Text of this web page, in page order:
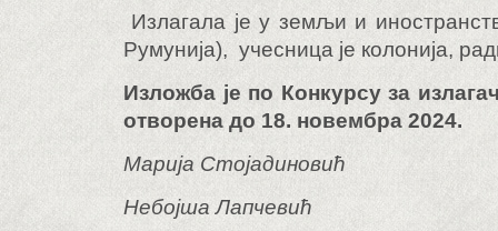
Излагала је у земљи и
Румунија), учесница је колонија,
Изложба је по Конкурсу за
отворена до 18. новембра 2024.
Марија Стојадиновић
Небојша Лапчевић